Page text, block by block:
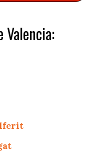
Valencia: